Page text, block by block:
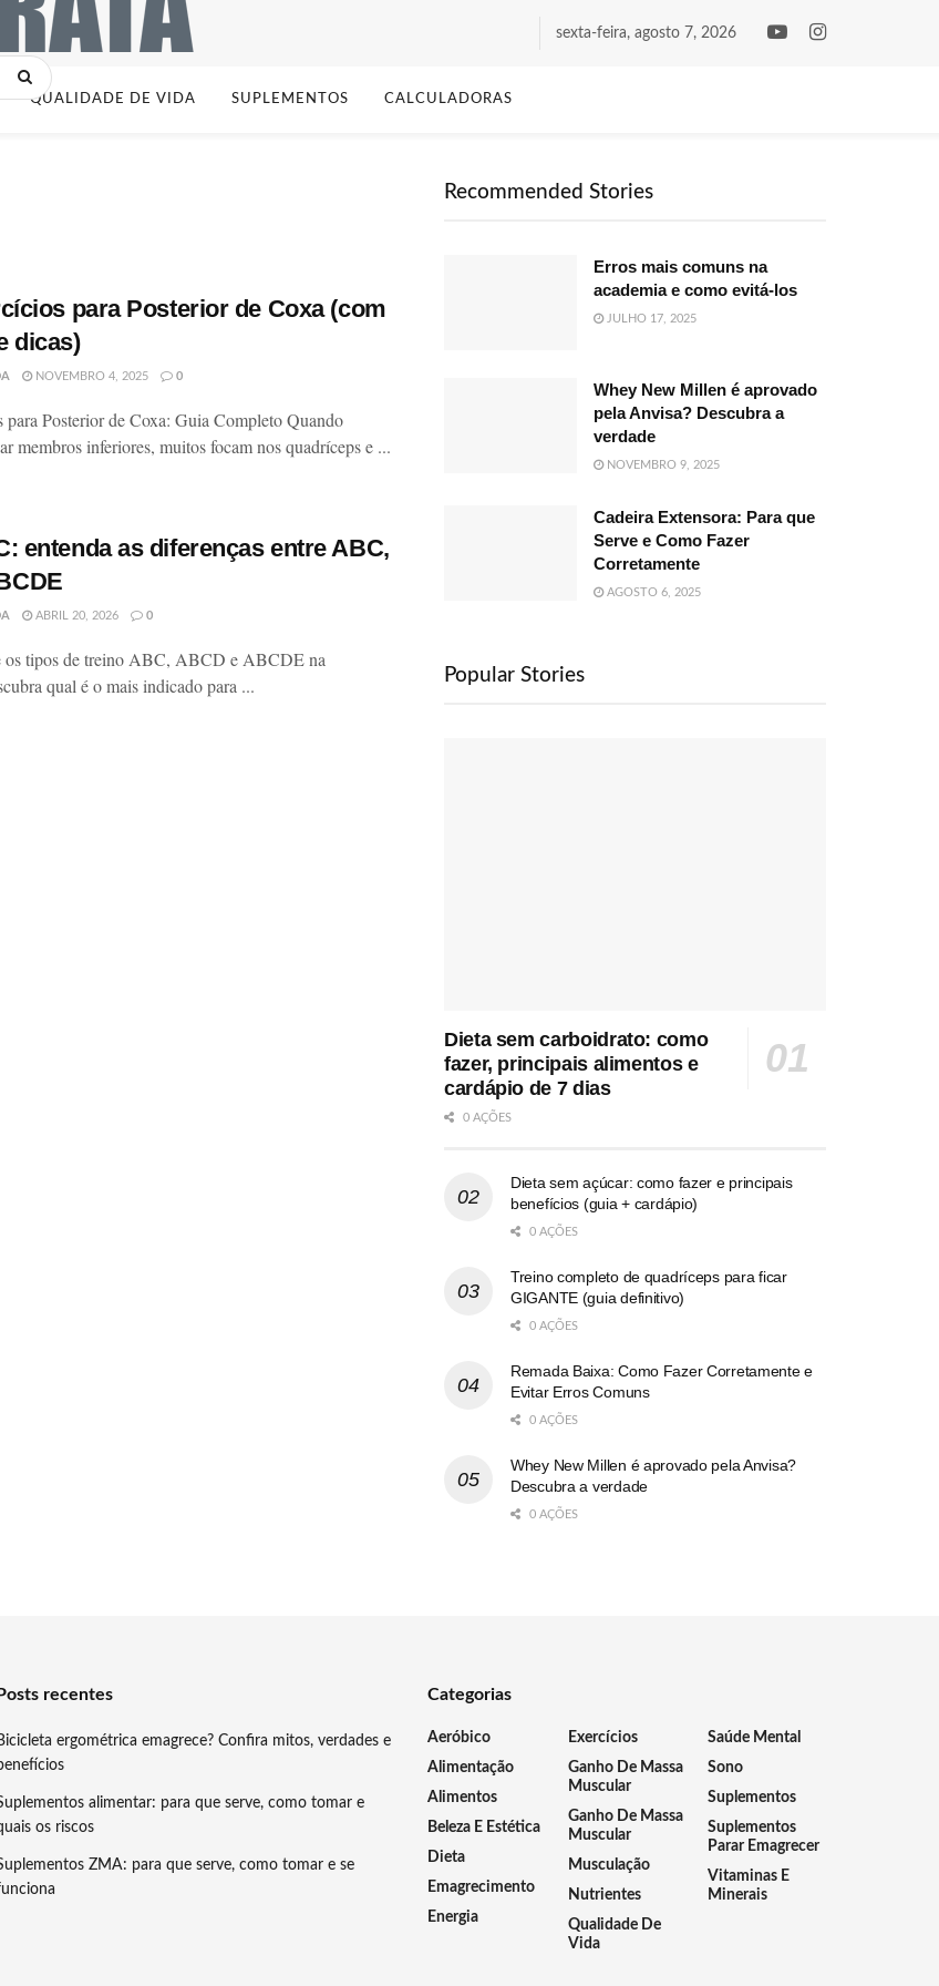
sexta-feira, agosto 7, 2026
QUALIDADE DE VIDA SUPLEMENTOS CALCULADORAS
para Posterior de Coxa (com
dicas)
NOVEMBRO 4, 2025 0
Posterior de Coxa: Guia Completo Quando
membros inferiores, muitos focam nos quadríceps e ...
entenda as diferenças entre ABC,
ABRIL 20, 2026 0
os tipos de treino ABC, ABCD e ABCDE na
qual é o mais indicado para ...
Recommended Stories
Erros mais comuns na
academia e como evitá-los
JULHO 17, 2025
Whey New Millen é aprovado
pela Anvisa? Descubra a
verdade
NOVEMBRO 9, 2025
Cadeira Extensora: Para que
Serve e Como Fazer
Corretamente
AGOSTO 6, 2025
Popular Stories
Dieta sem carboidrato: como
fazer, principais alimentos e
cardápio de 7 dias
0 AÇÕES
Dieta sem açúcar: como fazer e principais
benefícios (guia + cardápio)
0 AÇÕES
Treino completo de quadríceps para ficar
GIGANTE (guia definitivo)
0 AÇÕES
Remada Baixa: Como Fazer Corretamente e
Evitar Erros Comuns
0 AÇÕES
Whey New Millen é aprovado pela Anvisa?
Descubra a verdade
0 AÇÕES
Posts recentes
ergométrica emagrece? Confira mitos, verdades e
alimentar: para que serve, como tomar e
os riscos
ZMA: para que serve, como tomar e se
Categorias
Aeróbico
Alimentação
Alimentos
Beleza E Estética
Dieta
Emagrecimento
Energia
Exercícios
Ganho De Massa
Muscular
Ganho De Massa
Muscular
Musculação
Nutrientes
Qualidade De
Vida
Saúde Mental
Sono
Suplementos
Suplementos
Parar Emagrecer
Vitaminas E
Minerais